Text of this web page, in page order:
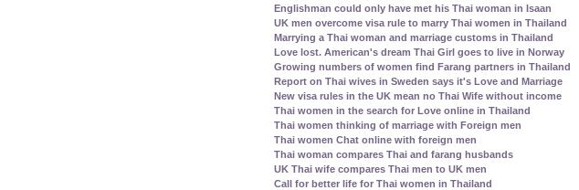
Englishman could only have met his Thai woman in Isaan
UK men overcome visa rule to marry Thai women in Thailand
Marrying a Thai woman and marriage customs in Thailand
Love lost. American's dream Thai Girl goes to live in Norway
Growing numbers of women find Farang partners in Thailand
Report on Thai wives in Sweden says it's Love and Marriage
New visa rules in the UK mean no Thai Wife without income
Thai women in the search for Love online in Thailand
Thai women thinking of marriage with Foreign men
Thai women Chat online with foreign men
Thai woman compares Thai and farang husbands
UK Thai wife compares Thai men to UK men
Call for better life for Thai women in Thailand